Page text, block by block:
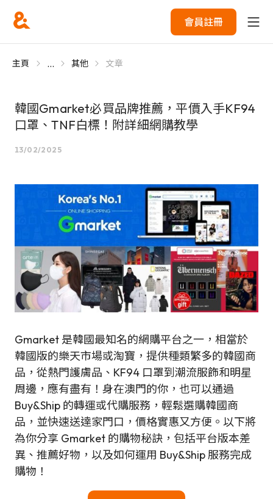
會員註冊
主頁 ... 其他 文章
韓國Gmarket必買品牌推薦，平價入手KF94
口罩、TNF白標！附詳細網購教學
13/02/2025
Gmarket 是韓國最知名的網購平台之一，相當於
韓國版的樂天市場或淘寶，提供種類繁多的韓國商
品，從熱門護膚品、KF94 口罩到潮流服飾和明星
周邊，應有盡有！身在澳門的你，也可以通過
Buy&Ship 的轉運或代購服務，輕鬆選購韓國商
品，並快速送達家門口，價格實惠又方便。以下將
為你分享 Gmarket 的購物秘訣，包括平台版本差
異、推薦好物，以及如何運用 Buy&Ship 服務完成
購物！